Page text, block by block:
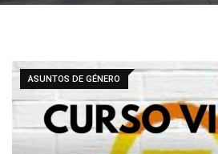
ASUNTOS DE GÉNERO